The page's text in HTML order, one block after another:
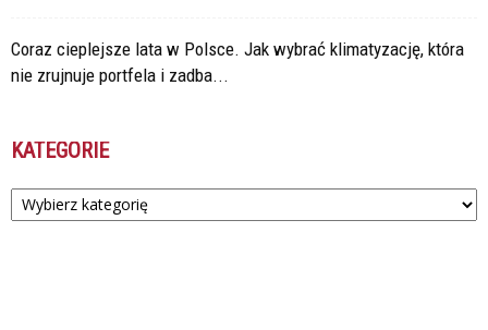
Coraz cieplejsze lata w Polsce. Jak wybrać klimatyzację, która
nie zrujnuje portfela i zadba...
KATEGORIE
Kategorie